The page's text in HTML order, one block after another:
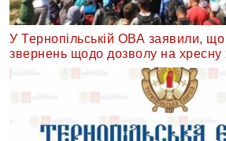
У Тернопільській ОВА заявили,
звернень щодо дозволу на